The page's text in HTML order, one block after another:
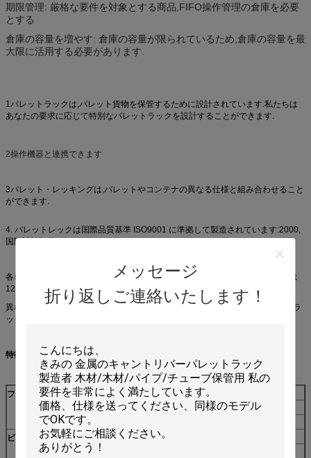
メッセージ
折り返しご連絡いたします！
期限管理: 厳格な要件を対象とする商品,FIFO操作管理の倉庫を必要
とする
倉庫の容量を増やす: 倉庫の容量が限られているため,倉庫の容量を最
大限に活用する必要があります.
1パレットラックは,パレット貨物を保管するために設計されています.私たちは
あなたの要求に応じて特別なパレットラックを設計することができます.
2操作機器と連携できます
3パレット・レッキングは,パレットやコンテナの異なる仕様と組み合わせること
ができます.
4. パレットレックは国際品質基準 ISO9001 に準拠して製造されています:2000,
国際設計規格SEMA,FEM,AS4084
各レベルはピッチあたり75mmで調整可能で,最大負荷は25000kgで最大長さは
12メートルである.各レベル負荷は,梁長に応じて200kgから6000kgsである.
異なる素材から作られ,さまざまなサイズで,実用的な積み重ね可能なパレットラ
ックに使用できます.
特徴と利点
フレーム 高さ (3~15m)
深さ (600~1,200mm)
縦切断: 90 x 70; 100 x 80; 120 x 95mm
厚さ:1.8/2.0/2.3/2.5mm
ビーム
長さ (1200~3600mm)
梁の切断: 80 x 50; 100 x 50; 120 x 50; 140 x 50;160*50mm